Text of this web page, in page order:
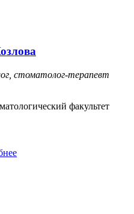
стоматолог-терапевт
факультет